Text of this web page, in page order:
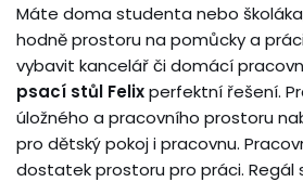
Máte doma studenta nebo
hodně prostoru na pomůcky a
vybavit kancelář či domácí
psací stůl Felixperfektní řešení.
úložného a pracovního prostoru
pro dětský pokoj i pracovnu.
dostatek prostoru pro práci. Regál